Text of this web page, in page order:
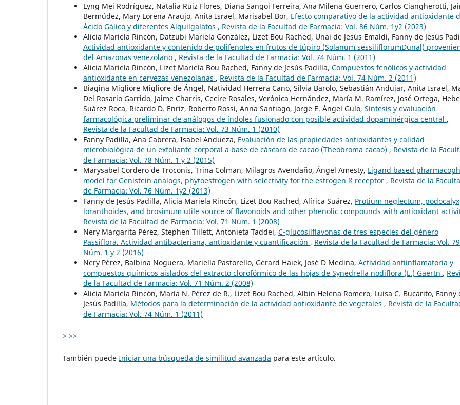
Lyng Mei Rodríguez, Natalia Ruiz Flores, Diana Sangoi Ferreira, Ana Milena Guerrero, Carlos Ciangherotti,
Bermúdez, Mary Lorena Araujo, Anita Israel, Marisabel Bor, Efecto comparativo de la actividad antioxidante
Ácido Gálico y diferentes Alquilgalatos , Revista de la Facultad de Farmacia: Vol. 86 Núm. 1y2 (2023)
Alicia Mariela Rincón, Datzubi Mariela González, Lizet Bou Rached, Unai de Jesús Emaldi, Fanny de Jesús
Actividad antioxidante y contenido de polifenoles en frutos de túpiro (Solanum sessiliflorumDunal)
del Amazonas venezolano , Revista de la Facultad de Farmacia: Vol. 74 Núm. 1 (2011)
Alicia Mariela Rincón, Lizet Mariela Bou Rached, Fanny de Jesús Padilla, Compuestos fenólicos y actividad
antioxidante en cervezas venezolanas , Revista de la Facultad de Farmacia: Vol. 74 Núm. 2 (2011)
Biagina Migliore Migliore de Ángel, Natividad Herrera Cano, Silvia Barolo, Sebastián Andujar, Anita Israel,
Del Rosario Garrido, Jaime Charris, Cecire Rosales, Verónica Hernández, María M. Ramírez, José Ortega,
Suárez Roca, Ricardo D. Enriz, Roberto Rossi, Anna Santiago, Jorge E. Ángel Guío, Síntesis y evaluación
farmacológica preliminar de análogos de índoles fusionado con posible actividad dopaminérgica central ,
Revista de la Facultad de Farmacia: Vol. 73 Núm. 1 (2010)
Fanny Padilla, Ana Cabrera, Isabel Andueza, Evaluación de las propiedades antioxidantes y calidad
microbiológica de un exfoliante corporal a base de cáscara de cacao (Theobroma cacao) , Revista de la
de Farmacia: Vol. 78 Núm. 1 y 2 (2015)
Marysabel Cordero de Troconis, Trina Colman, Milagros Avendaño, Ángel Amesty, Ligand based
model for Genistein analogs, phytoestrogen with selectivity for the estrogen ß receptor , Revista de la
de Farmacia: Vol. 76 Núm. 1y2 (2013)
Fanny de Jesús Padilla, Alicia Mariela Rincón, Lizet Bou Rached, Alírica Suárez, Protium neglectum, podocalyx
loranthoides, and brosimum utile source of flavonoids and other phenolic compounds with antioxidant
Revista de la Facultad de Farmacia: Vol. 71 Núm. 1 (2008)
Nery Margarita Pérez, Stephen Tillett, Antonieta Taddei, C-glucosilflavonas de tres especies del género
Passiflora. Actividad antibacteriana, antioxidante y cuantificación , Revista de la Facultad de Farmacia: Vol. 79
Núm. 1 y 2 (2016)
Nery Pérez, Balbina Noguera, Mariella Pastorello, Gerard Haiek, José D Medina, Actividad antiinflamatoria y
compuestos químicos aislados del extracto clorofórmico de las hojas de Synedrella nodiflora (L.) Gaertn ,
de la Facultad de Farmacia: Vol. 71 Núm. 2 (2008)
Alicia Mariela Rincón, María N. Pérez de R., Lizet Bou Rached, Albin Helena Romero, Luisa C. Bucarito, Fanny
Jesús Padilla, Métodos para la determinación de la actividad antioxidante de vegetales , Revista de la
de Farmacia: Vol. 74 Núm. 1 (2011)
> >>
También puede Iniciar una búsqueda de similitud avanzada para este artículo.